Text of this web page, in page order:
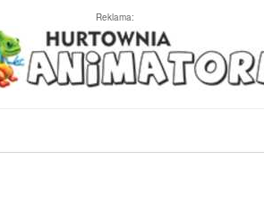
Reklama: